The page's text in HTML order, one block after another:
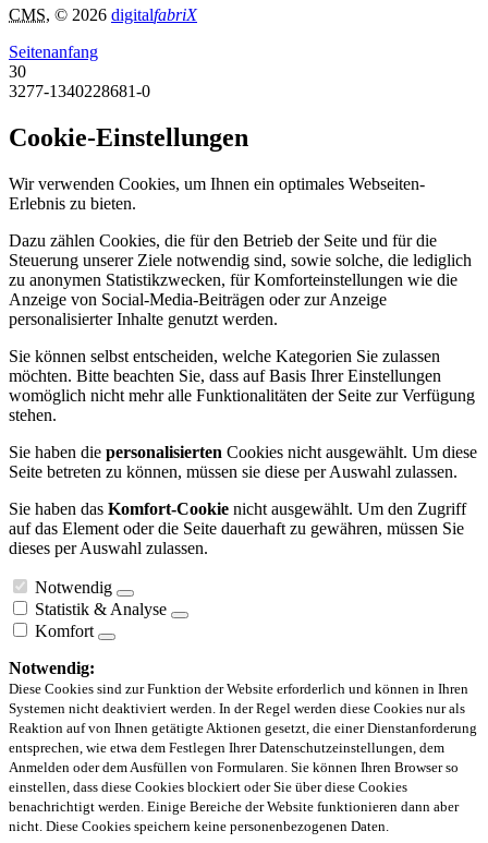
CMS, © 2026 digitalfabriX
Seitenanfang
30
3277-1340228681-0
Cookie-Einstellungen
Wir verwenden Cookies, um Ihnen ein optimales Webseiten-
Erlebnis zu bieten.
Dazu zählen Cookies, die für den Betrieb der Seite und für die
Steuerung unserer Ziele notwendig sind, sowie solche, die lediglich
zu anonymen Statistikzwecken, für Komforteinstellungen wie die
Anzeige von Social-Media-Beiträgen oder zur Anzeige
personalisierter Inhalte genutzt werden.
Sie können selbst entscheiden, welche Kategorien Sie zulassen
möchten. Bitte beachten Sie, dass auf Basis Ihrer Einstellungen
womöglich nicht mehr alle Funktionalitäten der Seite zur Verfügung
stehen.
Sie haben die personalisierten Cookies nicht ausgewählt. Um diese
Seite betreten zu können, müssen sie diese per Auswahl zulassen.
Sie haben das Komfort-Cookie nicht ausgewählt. Um den Zugriff
auf das Element oder die Seite dauerhaft zu gewähren, müssen Sie
dieses per Auswahl zulassen.
Notwendig
Statistik & Analyse
Komfort
Notwendig:
Diese Cookies sind zur Funktion der Website erforderlich und können in Ihren
Systemen nicht deaktiviert werden. In der Regel werden diese Cookies nur als
Reaktion auf von Ihnen getätigte Aktionen gesetzt, die einer Dienstanforderung
entsprechen, wie etwa dem Festlegen Ihrer Datenschutzeinstellungen, dem
Anmelden oder dem Ausfüllen von Formularen. Sie können Ihren Browser so
einstellen, dass diese Cookies blockiert oder Sie über diese Cookies
benachrichtigt werden. Einige Bereiche der Website funktionieren dann aber
nicht. Diese Cookies speichern keine personenbezogenen Daten.